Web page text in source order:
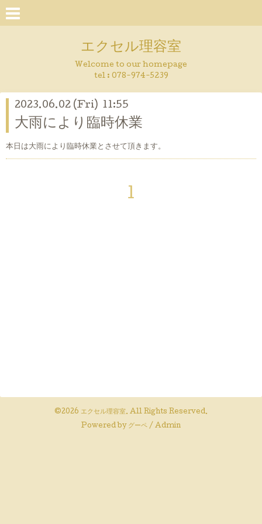
エクセル理容室
Welcome to our homepage
tel : 078-974-5239
2023.06.02 (Fri) 11:55
大雨により臨時休業
本日は大雨により臨時休業とさせて頂きます。
1
©2026 エクセル理容室. All Rights Reserved.
Powered by グーペ / Admin